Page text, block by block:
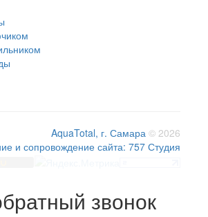
AquaTotal, г. Самара © 2026
и сопровождение сайта: 757 Студия
звонок